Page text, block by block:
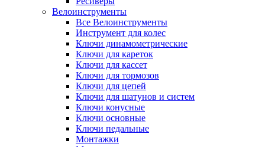
Велоинструменты
Все Велоинструменты
Инструмент для колес
Ключи динамометрические
Ключи для кареток
Ключи для кассет
Ключи для тормозов
Ключи для цепей
Ключи для шатунов и систем
Ключи конусные
Ключи основные
Ключи педальные
Монтажки